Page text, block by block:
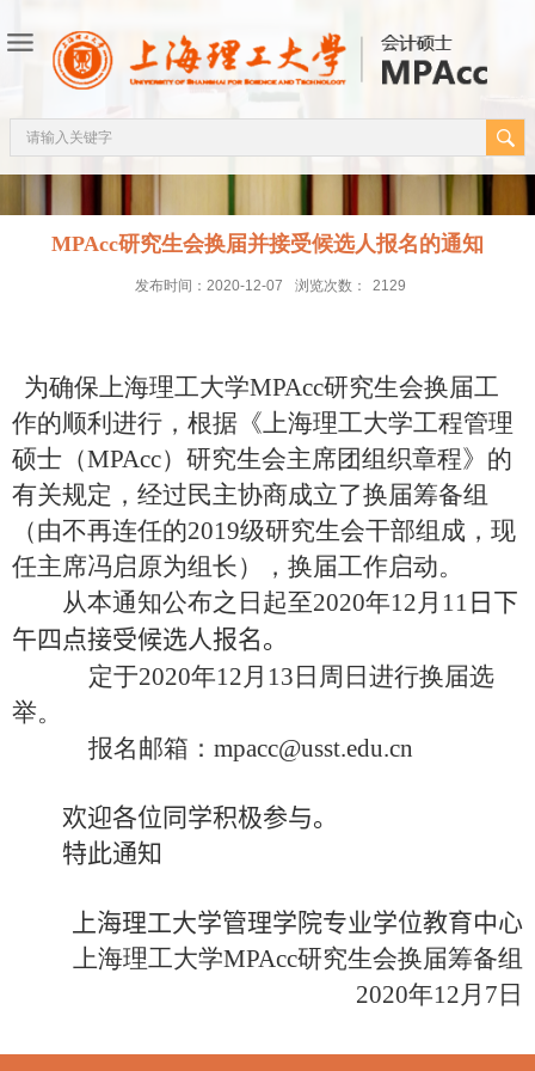
MPAcc研究生会换届并接受候选人报名的通知
发布时间：2020-12-07 浏览次数： 2129
为确保上海理工大学MPAcc研究生会换届工
作的顺利进行，根据《上海理工大学工程管理
硕士（MPAcc）研究生会主席团组织章程》的
有关规定，经过民主协商成立了换届筹备组
（由不再连任的2019级研究生会干部组成，现
任主席冯启原为组长），换届工作启动。
从本通知公布之日起至2020年12月 11 日 下
午四点接受候选人报名。
定于2020年12月 13 日周日进行换届选
举。
报名邮箱：mpacc@usst.edu.cn
欢迎各位同学积极参与。
特此通知
上海理工大学管理学院专业学位教育中心
上海理工大学MPAcc研究生会换届筹备组
2020年12月 7 日